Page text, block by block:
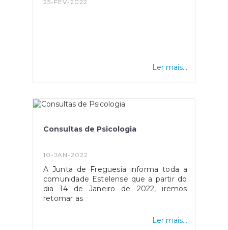
25-FEV-2022
Ler mais...
Consultas de Psicologia
10-JAN-2022
A Junta de Freguesia informa toda a
comunidade Estelense que a partir do
dia 14 de Janeiro de 2022, iremos
retomar as
Ler mais...